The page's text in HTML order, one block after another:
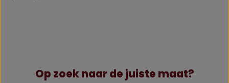
Op zoek naar de juiste maat?